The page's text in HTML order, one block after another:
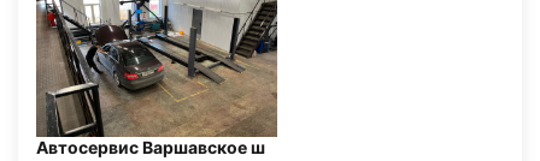
Автосервис Варшавское ш